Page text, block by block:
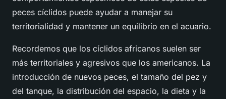
peces cíclidos puede ayudar a manejar su
territorialidad y mantener un equilibrio en el acuario.
Recordemos que los cíclidos africanos suelen ser
más territoriales y agresivos que los americanos. La
introducción de nuevos peces, el tamaño del pez y
del tanque, la distribución del espacio, la dieta y la